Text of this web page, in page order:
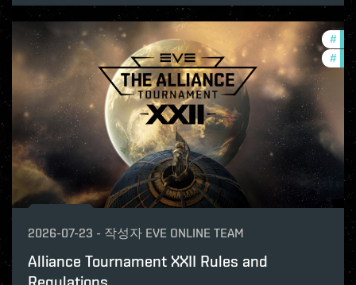
#
#
2026-07-23 - 작성자 EVE ONLINE TEAM
Alliance Tournament XXII Rules and